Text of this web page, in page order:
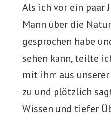
Als ich vor ein paar
Mann über die
gesprochen habe
sehen kann, teilte
mit ihm aus
zu und plötzlich
Wissen und tiefer